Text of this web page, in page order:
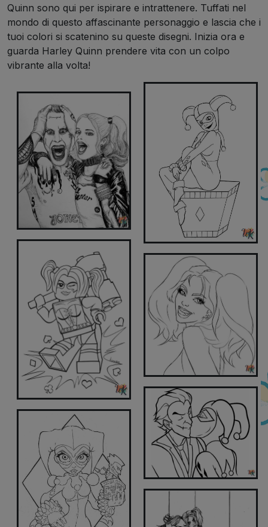
Quinn sono qui per ispirare e intrattenere. Tuffati nel
mondo di questo affascinante personaggio e lascia che i
tuoi colori si scatenino su queste disegni. Inizia ora e
guarda Harley Quinn prendere vita con un colpo
vibrante alla volta!